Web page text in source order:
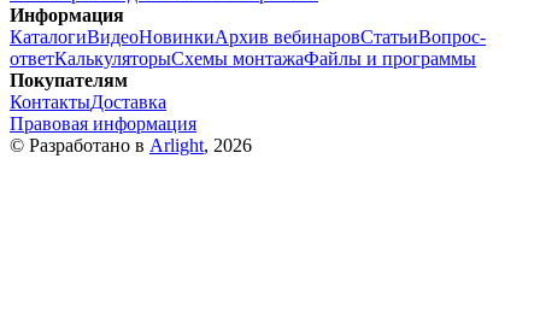
Информация
КаталогиВидеоНовинкиАрхив вебинаровСтатьиВопрос-
ответКалькуляторыСхемы монтажаФайлы и программы
Покупателям
КонтактыДоставка
Правовая информация
© Разработано в Arlight, 2026